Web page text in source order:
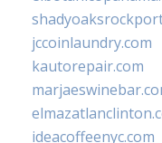
jccoinlaundry.com
kautorepair.com
ideacoffeenyc.com